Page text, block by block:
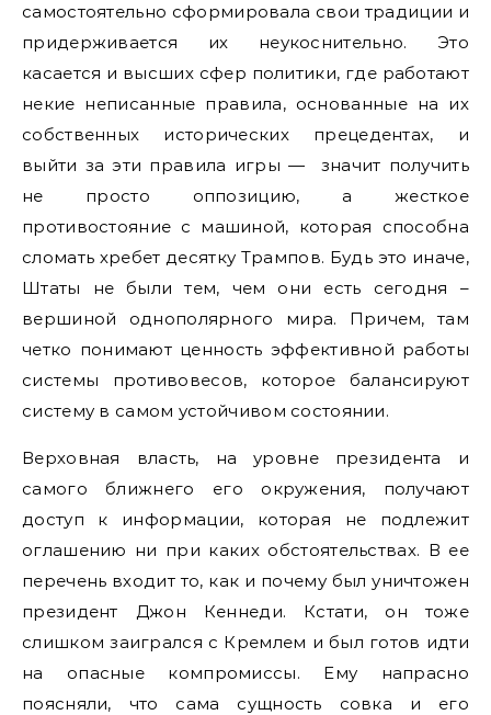
самостоятельно сформировала свои традиции и
придерживается их неукоснительно. Это
касается и высших сфер политики, где работают
некие неписанные правила, основанные на их
собственных исторических прецедентах, и
выйти за эти правила игры — значит получить
не просто оппозицию, а жесткое
противостояние с машиной, которая способна
сломать хребет десятку Трампов. Будь это иначе,
Штаты не были тем, чем они есть сегодня –
вершиной однополярного мира. Причем, там
четко понимают ценность эффективной работы
системы противовесов, которое балансируют
систему в самом устойчивом состоянии.
Верховная власть, на уровне президента и
самого ближнего его окружения, получают
доступ к информации, которая не подлежит
оглашению ни при каких обстоятельствах. В ее
перечень входит то, как и почему был уничтожен
президент Джон Кеннеди. Кстати, он тоже
слишком заигрался с Кремлем и был готов идти
на опасные компромиссы. Ему напрасно
поясняли, что сама сущность совка и его